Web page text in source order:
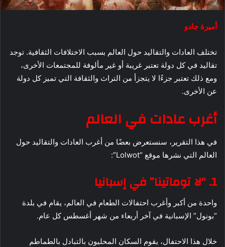
أميرة جادو
تختلف العادات والتقاليد حول العالم بسبب الاختلافات الثقافية. توجد
تقاليد في كل دولة تعتبر غريبة أو غير مألوفة للمجتمعات الأخرى،
ومع ذلك تعتبر جزءًا لا يتجزأ من التراث والثقافة التي تميز كل دولة
عن الأخرى.
أغرب عادات في العالم
في هذا التقرير، سنستعرض بعضًا من أغرب العادات والتقاليد حول
العالم التي نشرها موقع “Lolwot”:
1. “لا توماتينا” في إسبانيا
واحدة من أكبر وأغرب احتفالات الطعام في العالم، يقام في بلدة
“بونول” الإسبانية في آخر أربعاء من شهر أغسطس كل عام.
خلال هذا الاحتفال، يقوم السكان المحليون بالتبادل بالطماطم